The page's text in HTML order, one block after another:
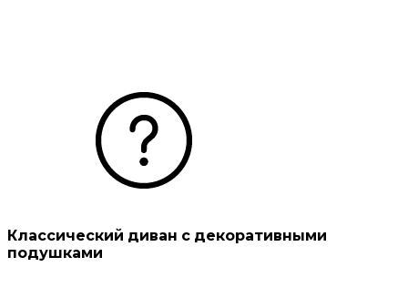
Классический диван с декоративными
подушками